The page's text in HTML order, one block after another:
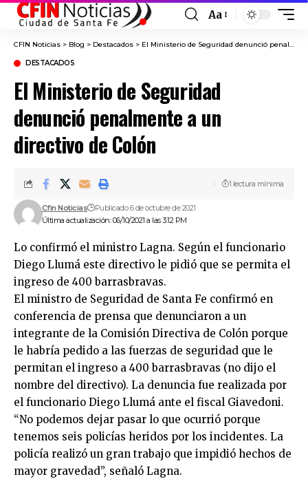
Font
Resizer
Aa
CFIN Noticias > Blog > Destacados > El Ministerio de Seguridad denunció penalmente a un directivo de Colón
DESTACADOS
El Ministerio de Seguridad
denunció penalmente a un
directivo de Colón
Última actualización: 06/10/2021 a las 3:12 PM
Cfin Noticias Publicado 6 de octubre de 2021
1 lectura mínima
Lo confirmó el ministro Lagna. Según el funcionario
Diego Llumá este directivo le pidió que se permita el
ingreso de 400 barrasbravas.
El ministro de Seguridad de Santa Fe confirmó en
conferencia de prensa que denunciaron a un
integrante de la Comisión Directiva de Colón porque
le habría pedido a las fuerzas de seguridad que le
permitan el ingreso a 400 barrasbravas (no dijo el
nombre del directivo). La denuncia fue realizada por
el funcionario Diego Llumá ante el fiscal Giavedoni.
“No podemos dejar pasar lo que ocurrió porque
tenemos seis policías heridos por los incidentes. La
policía realizó un gran trabajo que impidió hechos de
mayor gravedad”, señaló Lagna.